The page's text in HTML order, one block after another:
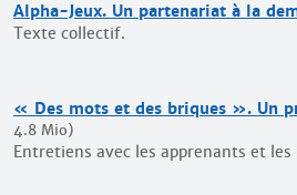
Alpha-Jeux. Un partenariat à la
Texte collectif.
« Des mots et des briques ». Un
4.8 Mio)
Entretiens avec les apprenants et